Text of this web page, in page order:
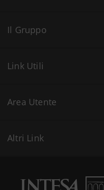
Il Gruppo
Link Utili
Area Utente
Altri Link